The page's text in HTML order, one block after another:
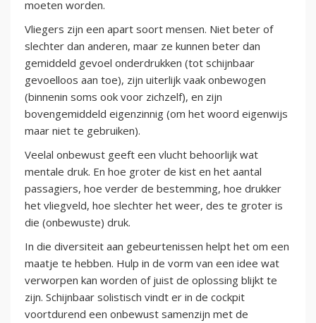
moeten worden.
Vliegers zijn een apart soort mensen. Niet beter of
slechter dan anderen, maar ze kunnen beter dan
gemiddeld gevoel onderdrukken (tot schijnbaar
gevoelloos aan toe), zijn uiterlijk vaak onbewogen
(binnenin soms ook voor zichzelf), en zijn
bovengemiddeld eigenzinnig (om het woord eigenwijs
maar niet te gebruiken).
Veelal onbewust geeft een vlucht behoorlijk wat
mentale druk. En hoe groter de kist en het aantal
passagiers, hoe verder de bestemming, hoe drukker
het vliegveld, hoe slechter het weer, des te groter is
die (onbewuste) druk.
In die diversiteit aan gebeurtenissen helpt het om een
maatje te hebben. Hulp in de vorm van een idee wat
verworpen kan worden of juist de oplossing blijkt te
zijn. Schijnbaar solistisch vindt er in de cockpit
voortdurend een onbewust samenzijn met de